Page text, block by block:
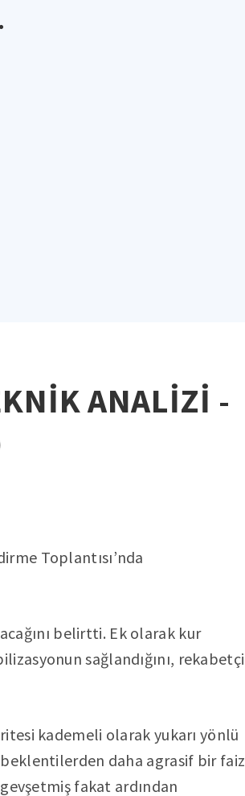
ANALİZİ -
Toplantısı’nda
belirtti. Ek olarak kur
sağlandığını, rekabetçi
kademeli olarak yukarı yönlü
daha agrasif bir faiz
fakat ardından